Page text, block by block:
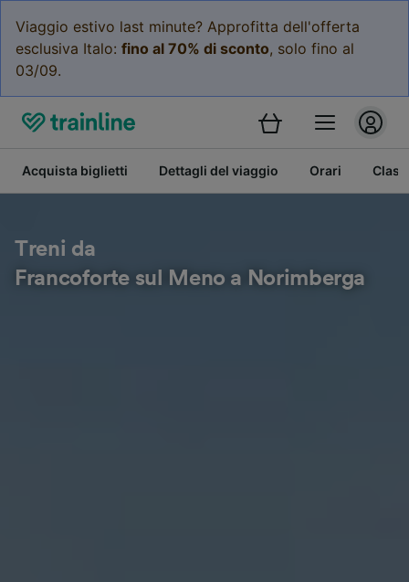
Viaggio estivo last minute? Approfitta dell'offerta
esclusiva Italo: fino al 70% di sconto, solo fino al
03/09.
Acquista biglietti Dettagli del viaggio Orari
Treni da
Francoforte sul Meno a Norimberga